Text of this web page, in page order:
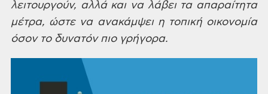
λειτουργούν, αλλά καινα λάβει τα απαραίτητα
μέτρα, ώστε ναανακάμψει η τοπική οικονομία
όσον τοδυνατόν πιο γρήγορα.